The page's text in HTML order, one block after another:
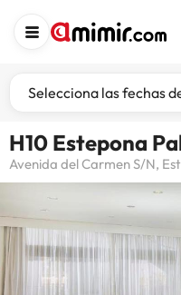
Selecciona las fechas
H10 Estepona
Avenida del Carmen S/N,